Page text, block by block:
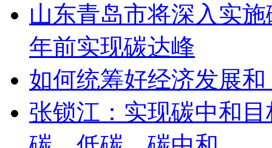
山东青岛市将深入实
年前实现碳达峰
如何统筹好经济发展
张锁江：实现碳中和